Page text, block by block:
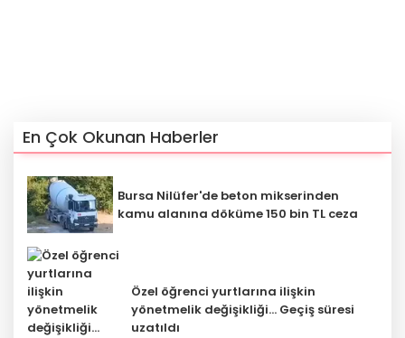
En Çok Okunan Haberler
Bursa Nilüfer'de beton mikserinden
kamu alanına döküme 150 bin TL ceza
Özel öğrenci yurtlarına ilişkin
yönetmelik değişikliği... Geçiş süresi
uzatıldı